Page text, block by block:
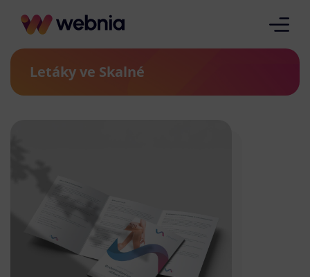
Letáky ve Skalné